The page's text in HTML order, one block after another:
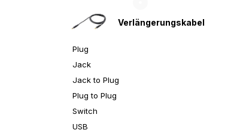
Verlängerungskabel
Plug
Jack
Jack to Plug
Plug to Plug
Switch
USB